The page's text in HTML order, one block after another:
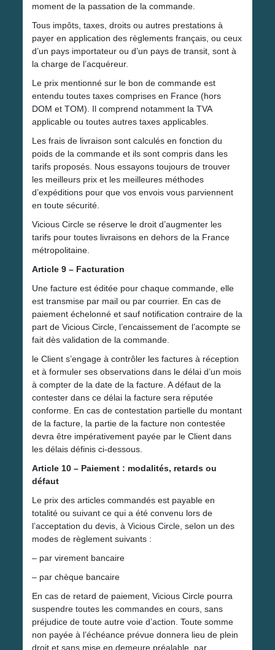
moment de la passation de la commande.
Tous impôts, taxes, droits ou autres prestations à
payer en application des règlements français, ou ceux
d’un pays importateur ou d’un pays de transit, sont à
la charge de l’acquéreur.
Le prix mentionné sur le bon de commande est
entendu toutes taxes comprises en France (hors
DOM et TOM). Il comprend notamment la TVA
applicable ou toutes autres taxes applicables.
Les frais de livraison sont calculés en fonction du
poids de la commande et ils sont compris dans les
tarifs proposés. Nous essayons toujours de trouver
les meilleurs prix et les meilleures méthodes
d’expéditions pour que vos envois vous parviennent
en toute sécurité.
Vicious Circle se réserve le droit d’augmenter les
tarifs pour toutes livraisons en dehors de la France
métropolitaine.
Article 9 – Facturation
Une facture est éditée pour chaque commande, elle
est transmise par mail ou par courrier. En cas de
paiement échelonné et sauf notification contraire de la
part de Vicious Circle, l’encaissement de l’acompte se
fait dès validation de la commande.
le Client s’engage à contrôler les factures à réception
et à formuler ses observations dans le délai d’un mois
à compter de la date de la facture. A défaut de la
contester dans ce délai la facture sera réputée
conforme. En cas de contestation partielle du montant
de la facture, la partie de la facture non contestée
devra être impérativement payée par le Client dans
les délais définis ci-dessous.
Article 10 – Paiement : modalités, retards ou
défaut
Le prix des articles commandés est payable en
totalité ou suivant ce qui a été convenu lors de
l’acceptation du devis, à Vicious Circle, selon un des
modes de règlement suivants :
– par virement bancaire
– par chèque bancaire
En cas de retard de paiement, Vicious Circle pourra
suspendre toutes les commandes en cours, sans
préjudice de toute autre voie d’action. Toute somme
non payée à l’échéance prévue donnera lieu de plein
droit et sans mise en demeure préalable, par